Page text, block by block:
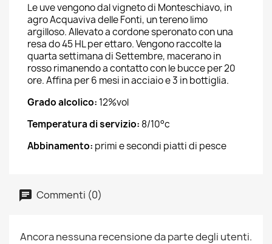
Le uve vengono dal vigneto di Monteschiavo, in
agro Acquaviva delle Fonti, un tereno limo
argilloso. Allevato a cordone speronato con una
resa do 45 HL per ettaro. Vengono raccolte la
quarta settimana di Settembre, macerano in
rosso rimanendo a contatto con le bucce per 20
ore. Affina per 6 mesi in acciaio e 3 in bottiglia.
Grado alcolico: 12%vol
Temperatura di servizio: 8/10°c
Abbinamento: primi e secondi piatti di pesce
Commenti (0)
Ancora nessuna recensione da parte degli utenti.